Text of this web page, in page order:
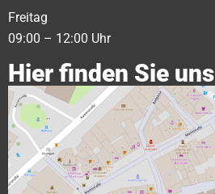
Freitag
09:00 – 12:00 Uhr
Hier finden Sie uns